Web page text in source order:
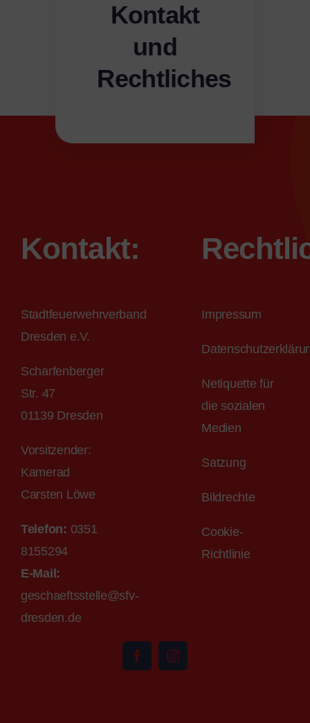
Kontakt
und
Rechtliches
Kontakt:
Stadtfeuerwehrverband
Dresden e.V.
Scharfenberger
Str. 47
01139 Dresden
Vorsitzender:
Kamerad
Carsten Löwe
Telefon: 0351
8155294
E-Mail:
geschaeftsstelle@sfv-
dresden.de
Impressum
Netiquette für
die sozialen
Medien
Satzung
Bildrechte
Cookie-
Richtlinie